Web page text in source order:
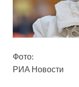
Фото:
РИА Новости